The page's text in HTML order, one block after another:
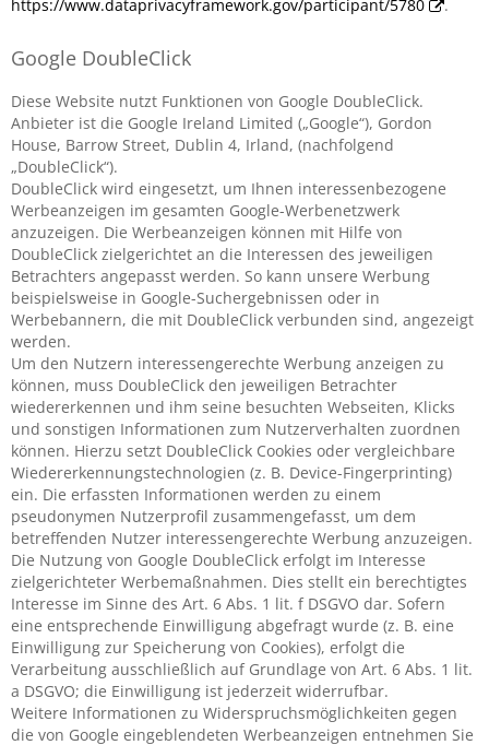
https://www.dataprivacyframework.gov/participant/5780
.
Google DoubleClick
Diese Website nutzt Funktionen von Google DoubleClick.
Anbieter ist die Google Ireland Limited („Google“), Gordon
House, Barrow Street, Dublin 4, Irland, (nachfolgend
„DoubleClick“).
DoubleClick wird eingesetzt, um Ihnen interessenbezogene
Werbeanzeigen im gesamten Google-Werbenetzwerk
anzuzeigen. Die Werbeanzeigen können mit Hilfe von
DoubleClick zielgerichtet an die Interessen des jeweiligen
Betrachters angepasst werden. So kann unsere Werbung
beispielsweise in Google-Suchergebnissen oder in
Werbebannern, die mit DoubleClick verbunden sind, angezeigt
werden.
Um den Nutzern interessengerechte Werbung anzeigen zu
können, muss DoubleClick den jeweiligen Betrachter
wiedererkennen und ihm seine besuchten Webseiten, Klicks
und sonstigen Informationen zum Nutzerverhalten zuordnen
können. Hierzu setzt DoubleClick Cookies oder vergleichbare
Wiedererkennungstechnologien (z. B. Device-Fingerprinting)
ein. Die erfassten Informationen werden zu einem
pseudonymen Nutzerprofil zusammengefasst, um dem
betreffenden Nutzer interessengerechte Werbung anzuzeigen.
Die Nutzung von Google DoubleClick erfolgt im Interesse
zielgerichteter Werbemaßnahmen. Dies stellt ein berechtigtes
Interesse im Sinne des Art. 6 Abs. 1 lit. f DSGVO dar. Sofern
eine entsprechende Einwilligung abgefragt wurde (z. B. eine
Einwilligung zur Speicherung von Cookies), erfolgt die
Verarbeitung ausschließlich auf Grundlage von Art. 6 Abs. 1 lit.
a DSGVO; die Einwilligung ist jederzeit widerrufbar.
Weitere Informationen zu Widerspruchsmöglichkeiten gegen
die von Google eingeblendeten Werbeanzeigen entnehmen Sie